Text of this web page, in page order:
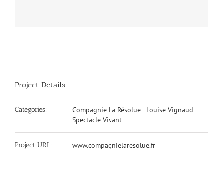
Project Details
Categories:
Compagnie La Résolue - Louise Vignaud
Spectacle Vivant
Project URL: www.compagnielaresolue.fr